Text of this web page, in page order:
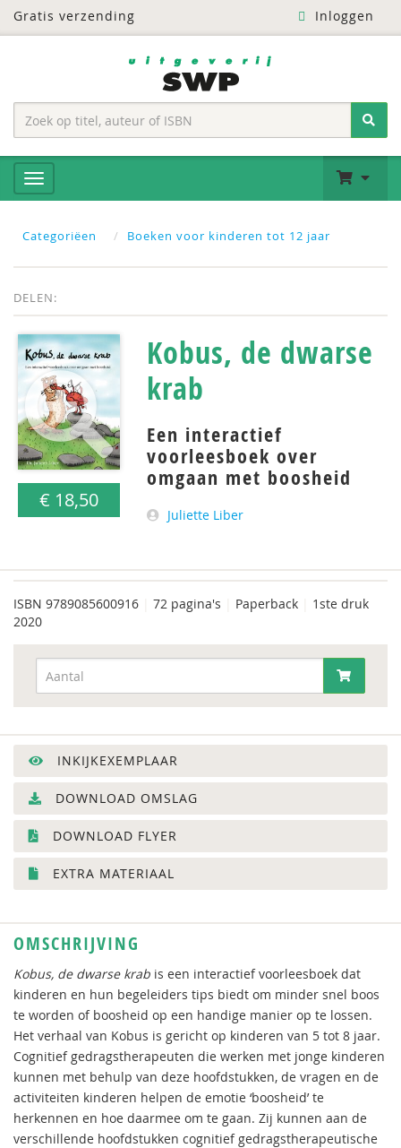
Gratis verzending Inloggen
Categoriëen Boeken voor kinderen tot 12 jaar
DELEN:
€ 18,50
Kobus, de dwarse
krab
Een interactief
voorleesboek over
omgaan met boosheid
Juliette Liber
ISBN 9789085600916 72 pagina's Paperback
1ste druk
2020
INKIJKEXEMPLAAR
DOWNLOAD OMSLAG
DOWNLOAD FLYER
EXTRA MATERIAAL
OMSCHRIJVING
Kobus, de dwarse krab is een interactief voorleesboek dat
kinderen en hun begeleiders tips biedt om minder snel boos
te worden of boosheid op een handige manier op te lossen.
Het verhaal van Kobus is gericht op kinderen van 5 tot 8 jaar.
Cognitief gedragstherapeuten die werken met jonge kinderen
kunnen met behulp van deze hoofdstukken, de vragen en de
activiteiten kinderen helpen de emotie ‘boosheid’ te
herkennen en hoe daarmee om te gaan. Zij kunnen aan de
verschillende hoofdstukken cognitief gedragstherapeutische